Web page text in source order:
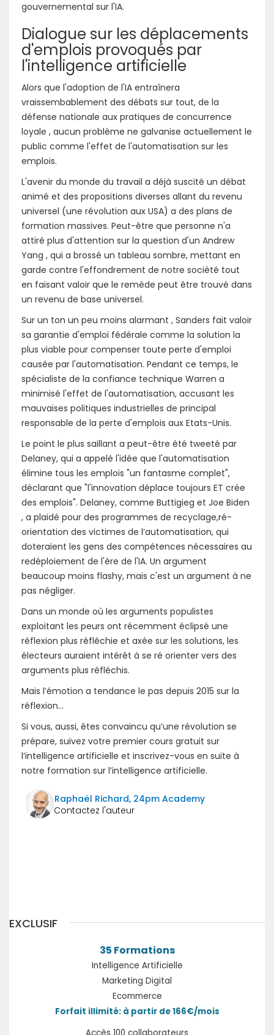
gouvernemental sur l'IA.
Dialogue sur les déplacements
d'emplois provoqués par
l'intelligence artificielle
Alors que l'adoption de l'IA entraînera
vraissembablement des débats sur tout, de la
défense nationale aux pratiques de concurrence
loyale , aucun problème ne galvanise actuellement le
public comme l'effet de l'automatisation sur les
emplois.
L'avenir du monde du travail a déjà suscité un débat
animé et des propositions diverses allant du revenu
universel (une révolution aux USA) a des plans de
formation massives. Peut-être que personne n'a
attiré plus d'attention sur la question d'un Andrew
Yang , qui a brossé un tableau sombre, mettant en
garde contre l'effondrement de notre société tout
en faisant valoir que le remède peut être trouvé dans
un revenu de base universel.
Sur un ton un peu moins alarmant , Sanders fait valoir
sa garantie d'emploi fédérale comme la solution la
plus viable pour compenser toute perte d'emploi
causée par l'automatisation. Pendant ce temps, le
spécialiste de la confiance technique Warren a
minimisé l'effet de l'automatisation, accusant les
mauvaises politiques industrielles de principal
responsable de la perte d'emplois aux Etats-Unis.
Le point le plus saillant a peut-être été tweeté par
Delaney, qui a appelé l'idée que l'automatisation
élimine tous les emplois "un fantasme complet",
déclarant que "l'innovation déplace toujours ET crée
des emplois". Delaney, comme Buttigieg et Joe Biden
, a plaidé pour des programmes de recyclage,ré-
orientation des victimes de l’automatisation, qui
doteraient les gens des compétences nécessaires au
redéploiement de l'ère de l'IA. Un argument
beaucoup moins flashy, mais c'est un argument à ne
pas négliger.
Dans un monde où les arguments populistes
exploitant les peurs ont récemment éclipsé une
réflexion plus réfléchie et axée sur les solutions, les
électeurs auraient intérêt à se ré orienter vers des
arguments plus réfléchis.
Mais l’émotion a tendance le pas depuis 2015 sur la
réflexion…
Si vous, aussi, êtes convaincu qu’une révolution se
prépare, suivez votre premier cours gratuit sur
l’intelligence artificielle et inscrivez-vous en suite à
notre formation sur l’intelligence artificielle.
Raphaël Richard, 24pm Academy
EXCLUSIF
35 Formations
Intelligence Artificielle
Marketing Digital
Ecommerce
Forfait illimité: à partir de 166€/mois